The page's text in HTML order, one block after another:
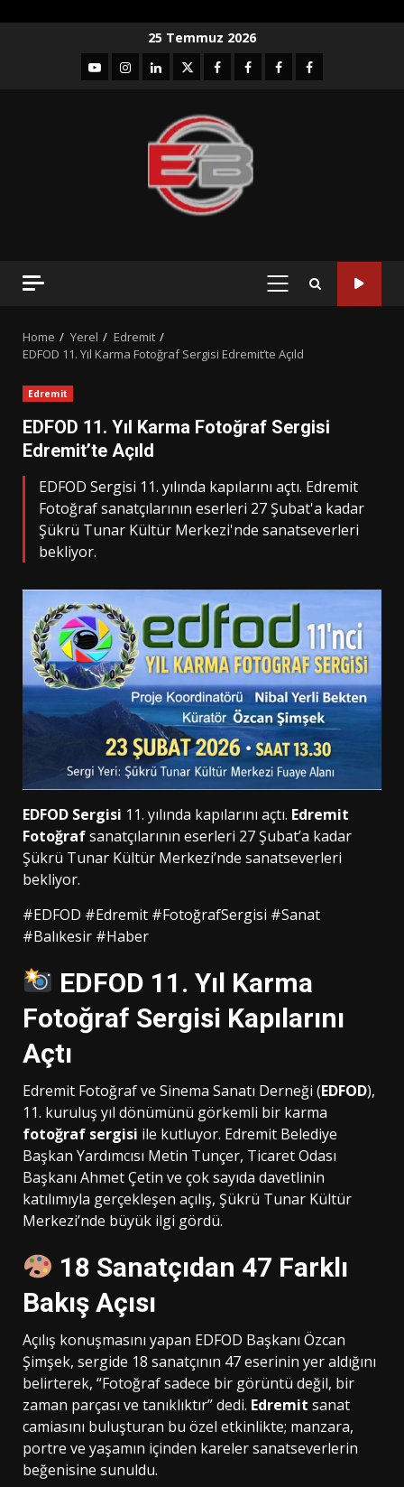
25 Temmuz 2026
YouTubeInstagram
LinkedIntwitterfacebook-Facebook-
Facebook-Facebook-
PRIMARY
Home Yerel
Edremit
EDFOD 11. Yıl Karma Fotoğraf Sergisi Edremit’te Açıld
Edremit
EDFOD 11. Yıl Karma Fotoğraf Sergisi
Edremit’te Açıld
EDFOD Sergisi 11. yılında kapılarını açtı. Edremit
Fotoğraf sanatçılarının eserleri 27 Şubat'a kadar
Şükrü Tunar Kültür Merkezi'nde sanatseverleri
bekliyor.
EDFOD Sergisi 11. yılında kapılarını açtı. Edremit
Fotoğrafsanatçılarının eserleri 27 Şubat’a kadar
Şükrü Tunar Kültür Merkezi’nde sanatseverleri
bekliyor.
#EDFOD #Edremit #FotoğrafSergisi #Sanat
#Balıkesir #Haber
EDFOD 11. Yıl Karma
Fotoğraf Sergisi Kapılarını
Açtı
Edremit Fotoğraf ve Sinema Sanatı Derneği (EDFOD),
11. kuruluş yıl dönümünü görkemli bir karma
fotoğraf sergisi ile kutluyor. Edremit Belediye
Başkan Yardımcısı Metin Tunçer, Ticaret Odası
Başkanı Ahmet Çetin ve çok sayıda davetlinin
katılımıyla gerçekleşen açılış, Şükrü Tunar Kültür
Merkezi’nde büyük ilgi gördü.
18 Sanatçıdan 47 Farklı
Bakış Açısı
Açılış konuşmasını yapan EDFOD Başkanı Özcan
Şimşek, sergide 18 sanatçının 47 eserinin yer aldığını
belirterek, “Fotoğraf sadece bir görüntü değil, bir
zaman parçası ve tanıklıktır” dedi. Edremit sanat
camiasını buluşturan bu özel etkinlikte; manzara,
portre ve yaşamın içinden kareler sanatseverlerin
beğenisine sunuldu.